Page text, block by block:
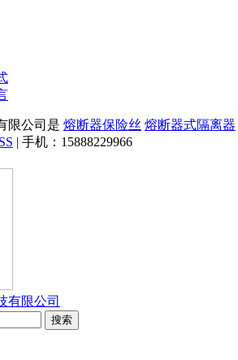
限公司是 熔断器保险丝 熔断器式隔离器
| 手机： 15888229966
搜索